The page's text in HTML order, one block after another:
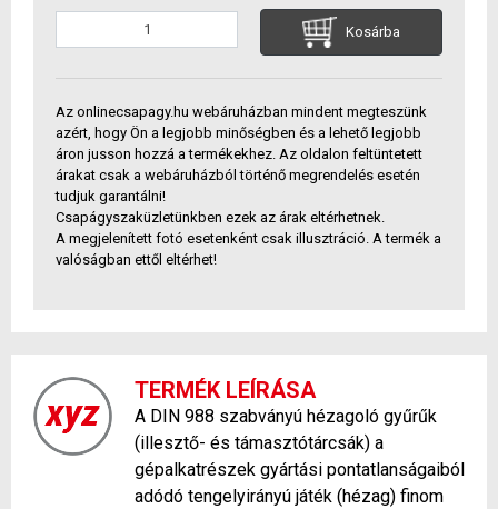
Kosárba
Az onlinecsapagy.hu webáruházban mindent megteszünk
azért, hogy Ön a legjobb minőségben és a lehető legjobb
áron jusson hozzá a termékekhez. Az oldalon feltüntetett
árakat csak a webáruházból történő megrendelés esetén
tudjuk garantálni!
Csapágyszaküzletünkben ezek az árak eltérhetnek.
A megjelenített fotó esetenként csak illusztráció. A termék a
valóságban ettől eltérhet!
TERMÉK LEÍRÁSA
A DIN 988 szabványú hézagoló gyűrűk
(illesztő- és támasztótárcsák) a
gépalkatrészek gyártási pontatlanságaiból
adódó tengelyirányú játék (hézag) finom